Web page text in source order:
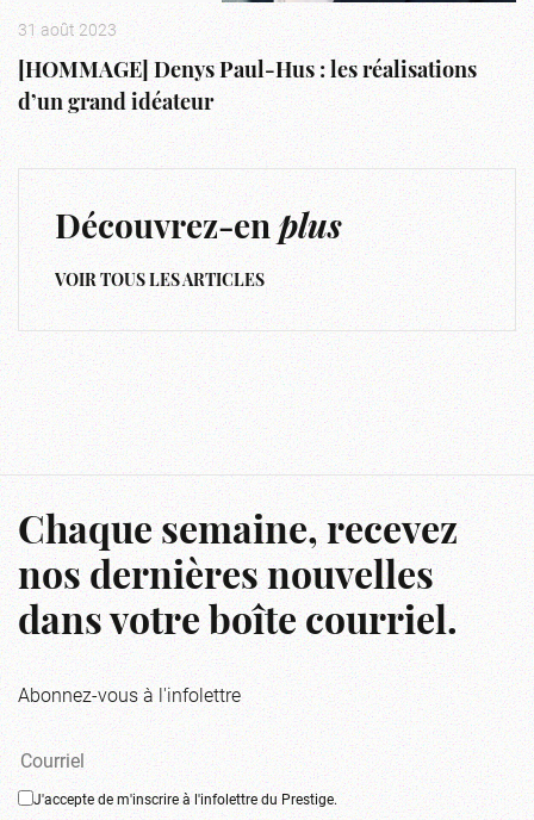
31 août 2023
[HOMMAGE] Denys Paul-Hus : les réalisations
d’un grand idéateur
Découvrez-enplus
VOIR TOUS LES ARTICLES
Chaque semaine, recevez
nos dernières nouvelles
dans votre boîte courriel.
Abonnez-vous à l'infolettre
J'accepte de m'inscrire à l'infolettre du Prestige.